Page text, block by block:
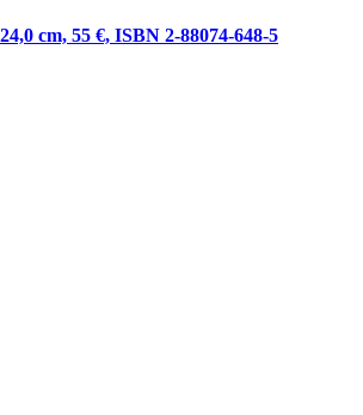
cm, 55 €, ISBN 2-88074-648-5